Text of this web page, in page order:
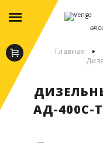
Главная
АД-400С-